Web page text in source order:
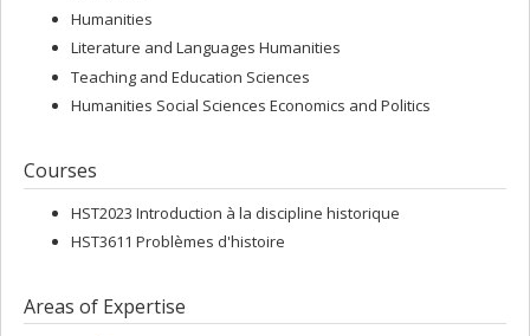
Humanities
Literature and Languages Humanities
Teaching and Education Sciences
Humanities Social Sciences Economics and Politics
Courses
HST2023 Introduction à la discipline historique
HST3611 Problèmes d'histoire
Areas of Expertise